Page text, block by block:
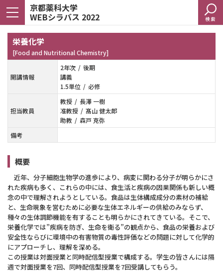
京都薬科大学
WEBシラバス 2022 検索
栄養化学
[Food and Nutritional Chemistry]
開講情報
2年次
後期
講義
1.5単位
必修
担当教員
教授
長澤 一樹
准教授
髙山 健太郎
助教
森戸 克弥
備考
概要
近年、分子細胞生物学の進歩により、病変に関わる分子が明らかにさ
れた疾病も多く、これらの中には、食生活と疾病の因果関係も新しい概
念の中で理解されようとしている。食品は生体構成成分の素材の補給
と、生命現象を営むために必要な生体エネルギーの供給のみならず、
種々の生体調節機能を有することも明らかにされてきている。そこで、
栄養化学では”疾病を防ぎ、生命を衛る”の観点から、食品の栄養および
安全性ならびに環境中の有害物質の毒性評価などの問題に対して化学的
にアプローチし、理解を深める。
この授業は対面授業と同時配信型授業で構成する。学生の皆さんには隔
週で対面授業を7回、同時配信型授業を7回受講してもらう。